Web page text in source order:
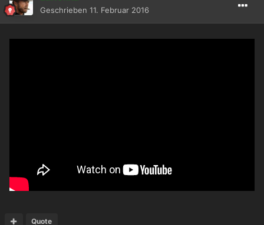
Geschrieben 11. Februar 2016
Quote